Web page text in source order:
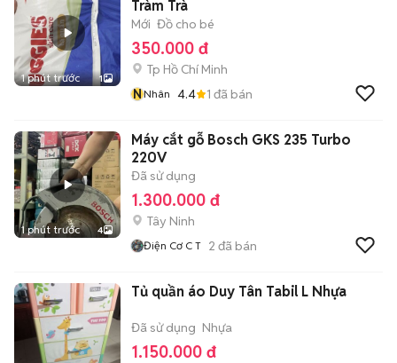
1 phút trước 1
Tràm Trà
Mới Đồ cho bé
350.000 đ
Tp Hồ Chí Minh
NNhân 4.4 1 đã bán
1 phút trước 4
Máy cắt gỗ Bosch GKS 235 Turbo
220V
Đã sử dụng
1.300.000 đ
Tây Ninh
Điện Cơ C T 2 đã bán
Tủ quần áo Duy Tân Tabil L Nhựa
Đã sử dụng Nhựa
1.150.000 đ